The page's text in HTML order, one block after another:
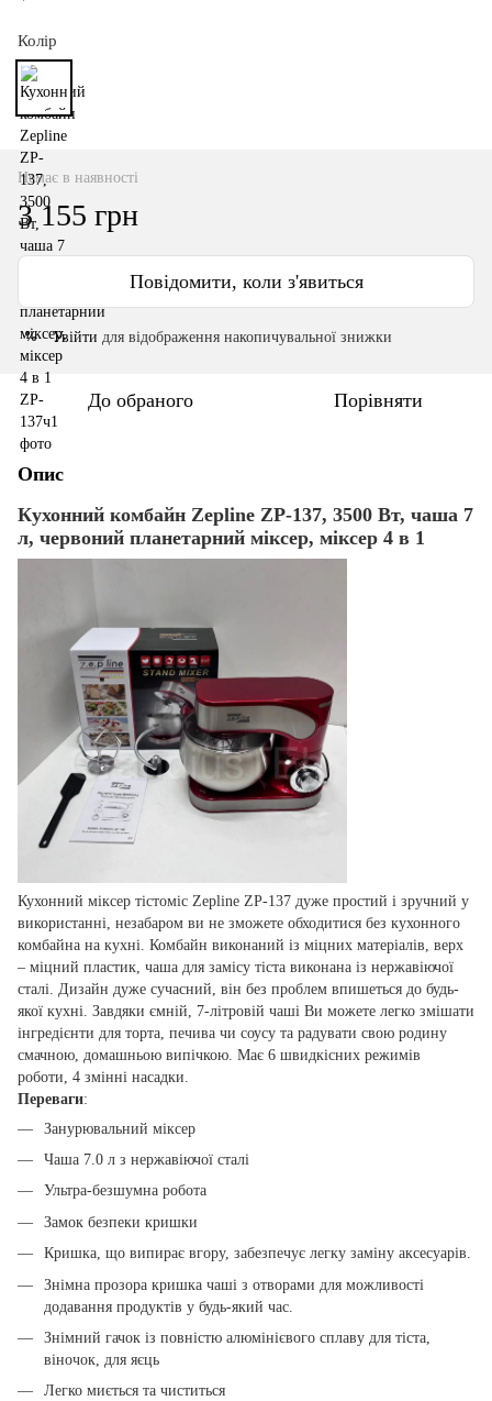
Колір
Немає в наявності
3 155 грн
Повідомити, коли з'явиться
% Увійти для відображення накопичувальної знижки
До обраного Порівняти
Опис
Кухонний комбайн Zepline ZP-137, 3500 Вт, чаша 7
л, червоний планетарний міксер, міксер 4 в 1
Кухонний міксер тістоміс Zepline ZP-137 дуже простий і зручний у
використанні, незабаром ви не зможете обходитися без кухонного
комбайна на кухні. Комбайн виконаний із міцних матеріалів, верх
– міцний пластик, чаша для замісу тіста виконана із нержавіючої
сталі. Дизайн дуже сучасний, він без проблем впишеться до будь-
якої кухні. Завдяки ємній, 7-літровій чаші Ви можете легко змішати
інгредієнти для торта, печива чи соусу та радувати свою родину
смачною, домашньою випічкою. Має 6 швидкісних режимів
роботи, 4 змінні насадки.
Переваги:
Занурювальний міксер
Чаша 7.0 л з нержавіючої сталі
Ультра-безшумна робота
Замок безпеки кришки
Кришка, що випирає вгору, забезпечує легку заміну аксесуарів.
Знімна прозора кришка чаші з отворами для можливості
додавання продуктів у будь-який час.
Знімний гачок із повністю алюмінієвого сплаву для тіста,
віночок, для яєць
Легко миється та чиститься